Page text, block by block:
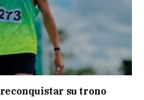
su trono